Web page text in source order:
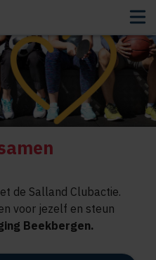
de Salland Clubactie.
voor jezelf en steun
Beekbergen.